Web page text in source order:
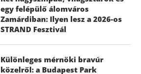
egy felépülő álomváros
Zamárdiban: Ilyen lesz a 2026-os
STRAND Fesztivál
Különleges mérnöki bravúr
közelről: a Budapest Park